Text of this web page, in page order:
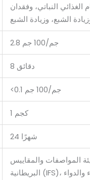
الغذائي النباتي، وفقدان
الشبع، وزيادة الشبع
2.8 جم/100 جم
8 دقائق
<0.1 جم/100 جم
1 كجم
24 شهرًا
المواصفات والمقاييس
البريطانية (IFS)، هيئة الغذاء والدواء